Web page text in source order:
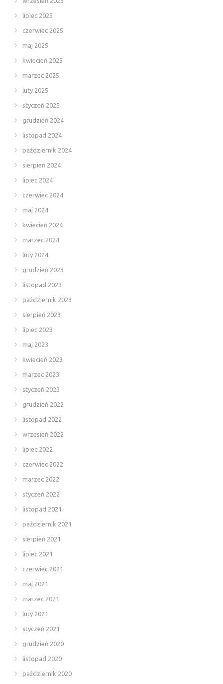
lipiec 2025
czerwiec 2025
maj 2025
kwiecień 2025
marzec 2025
luty 2025
styczeń 2025
grudzień 2024
listopad 2024
październik 2024
sierpień 2024
lipiec 2024
czerwiec 2024
maj 2024
kwiecień 2024
marzec 2024
luty 2024
grudzień 2023
listopad 2023
październik 2023
sierpień 2023
lipiec 2023
maj 2023
kwiecień 2023
marzec 2023
styczeń 2023
grudzień 2022
listopad 2022
wrzesień 2022
lipiec 2022
czerwiec 2022
marzec 2022
styczeń 2022
listopad 2021
październik 2021
sierpień 2021
lipiec 2021
czerwiec 2021
maj 2021
marzec 2021
luty 2021
styczeń 2021
grudzień 2020
listopad 2020
październik 2020